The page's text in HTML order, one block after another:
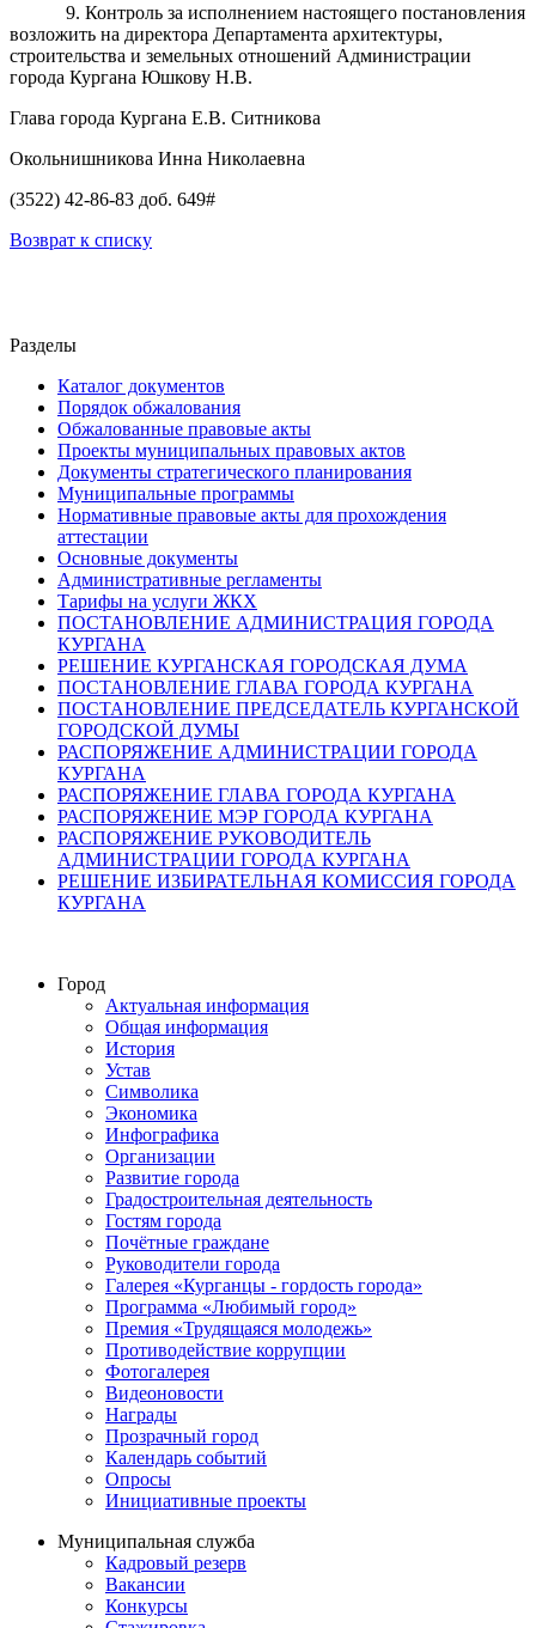
9. Контроль за исполнением настоящего постановления
возложить на директора Департамента архитектуры,
строительства и земельных отношений Администрации
города Кургана Юшкову Н.В.
Глава города Кургана Е.В. Ситникова
Окольнишникова Инна Николаевна
(3522) 42-86-83 доб. 649#
Возврат к списку
Разделы
Каталог документов
Порядок обжалования
Обжалованные правовые акты
Проекты муниципальных правовых актов
Документы стратегического планирования
Муниципальные программы
Нормативные правовые акты для прохождения
аттестации
Основные документы
Административные регламенты
Тарифы на услуги ЖКХ
ПОСТАНОВЛЕНИЕ АДМИНИСТРАЦИЯ ГОРОДА
КУРГАНА
РЕШЕНИЕ КУРГАНСКАЯ ГОРОДСКАЯ ДУМА
ПОСТАНОВЛЕНИЕ ГЛАВА ГОРОДА КУРГАНА
ПОСТАНОВЛЕНИЕ ПРЕДСЕДАТЕЛЬ КУРГАНСКОЙ
ГОРОДСКОЙ ДУМЫ
РАСПОРЯЖЕНИЕ АДМИНИСТРАЦИИ ГОРОДА
КУРГАНА
РАСПОРЯЖЕНИЕ ГЛАВА ГОРОДА КУРГАНА
РАСПОРЯЖЕНИЕ МЭР ГОРОДА КУРГАНА
РАСПОРЯЖЕНИЕ РУКОВОДИТЕЛЬ
АДМИНИСТРАЦИИ ГОРОДА КУРГАНА
РЕШЕНИЕ ИЗБИРАТЕЛЬНАЯ КОМИССИЯ ГОРОДА
КУРГАНА
Город
Актуальная информация
Общая информация
История
Устав
Символика
Экономика
Инфографика
Организации
Развитие города
Градостроительная деятельность
Гостям города
Почётные граждане
Руководители города
Галерея «Курганцы - гордость города»
Программа «Любимый город»
Премия «Трудящаяся молодежь»
Противодействие коррупции
Фотогалерея
Видеоновости
Награды
Прозрачный город
Календарь событий
Опросы
Инициативные проекты
Муниципальная служба
Кадровый резерв
Вакансии
Конкурсы